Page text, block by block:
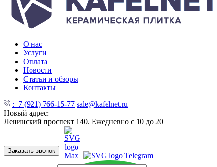
О нас
Услуги
Оплата
Новости
Статьи и обзоры
Контакты
:+7 (921) 766-15-77 sale@kafelnet.ru
Новый адрес:
Ленинский проспект 140. Ежедневно с 10 до 20
Заказать звонок
60x120 60x60 Для ванной Для кухни